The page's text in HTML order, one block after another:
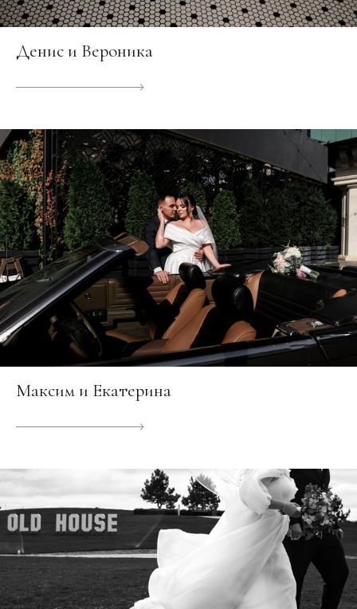
Денис и Вероника
Максим и Екатерина